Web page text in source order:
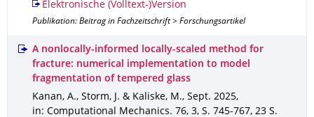
Elektronische (Volltext-)Version
Publikation: Beitrag in Fachzeitschrift > Forschungsartikel
A nonlocally-informed locally-scaled method for
fracture: numerical implementation to model
fragmentation of tempered glass
Kanan, A., Storm, J. & Kaliske, M., Sept. 2025,
in: Computational Mechanics. 76, 3, S. 745-767, 23 S.